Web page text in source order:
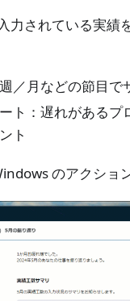
力されている実
／月などの節目で
ト：遅れがある
ト
のアクショ